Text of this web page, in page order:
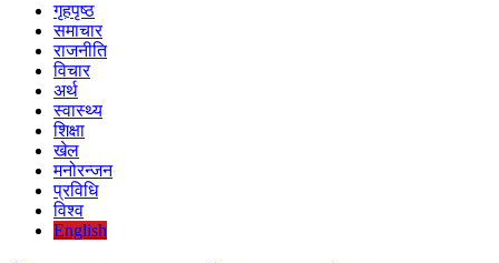
गृहपृष्ठ
समाचार
राजनीति
विचार
अर्थ
स्वास्थ्य
शिक्षा
खेल
मनोरन्जन
प्रविधि
विश्व
English